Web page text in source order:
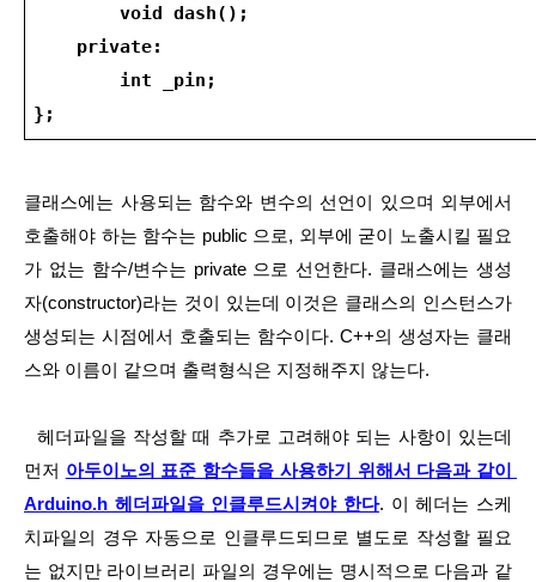
void dash();
private:
int _pin;
};
클래스에는 사용되는 함수와 변수의 선언이 있으며 외부에서
호출해야 하는 함수는 public 으로, 외부에 굳이 노출시킬 필요
가 없는 함수/변수는 private 으로 선언한다. 클래스에는 생성
자(constructor)라는 것이 있는데 이것은 클래스의 인스턴스가
생성되는 시점에서 호출되는 함수이다. C++의 생성자는 클래
스와 이름이 같으며 출력형식은 지정해주지 않는다.
먼저 아두이노의 표준 함수들을 사용하기 위해서 다음과 같이
Arduino.h 헤더파일을 인클루드시켜야 한다. 이 헤더는 스케
치파일의 경우 자동으로 인클루드되므로 별도로 작성할 필요
는 없지만 라이브러리 파일의 경우에는 명시적으로 다음과 같